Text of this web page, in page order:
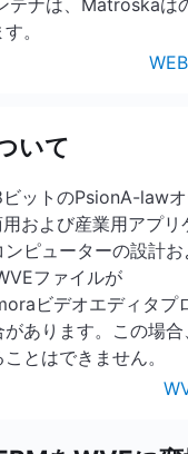
テナは、Matroskaは
。
いて
ットのPsionA-law
および産業用アプリ
ピューターの設計
ファイルが
ビデオエディタプ
があります。この場
とはできません。